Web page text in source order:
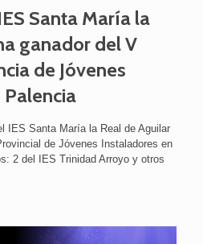
Santa María la
ganador del V
de Jóvenes
IES Santa María la Real de Aguilar
de Jóvenes Instaladores en
2 del IES Trinidad Arroyo y otros